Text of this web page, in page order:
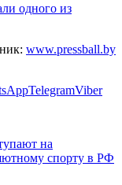
одного из
www.pressball.by
TelegramViber
на
спорту в РФ